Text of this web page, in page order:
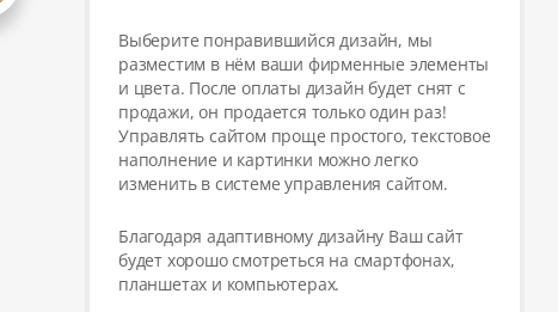
Выберите понравившийся дизайн, мы
разместим в нём ваши фирменные элементы
и цвета. После оплаты дизайн будет снят с
продажи, он продается только один раз!
Управлять сайтом проще простого, текстовое
наполнение и картинки можно легко
изменить в системе управления сайтом.
Благодаря адаптивному дизайну Ваш сайт
будет хорошо смотреться на смартфонах,
планшетах и компьютерах.